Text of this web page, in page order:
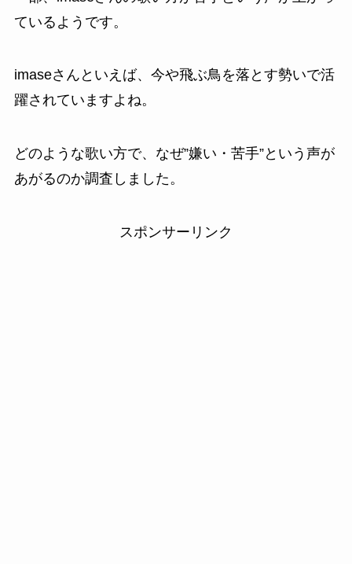
ているようです。
imaseさんといえば、今や飛ぶ鳥を落とす勢いで活
躍されていますよね。
どのような歌い方で、なぜ”嫌い・苦手”という声が
あがるのか調査しました。
スポンサーリンク